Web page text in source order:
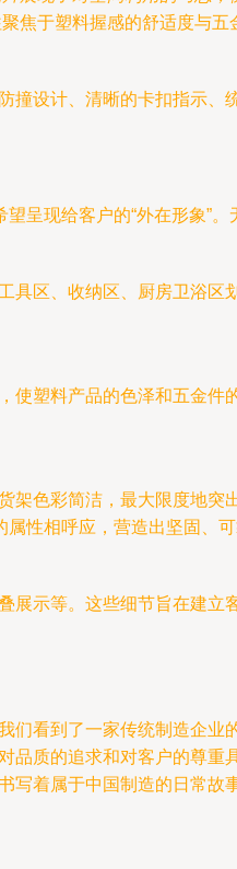
焦于塑料握感的舒适度与五
撞设计、清晰的卡扣指示
呈现给客户的“外在形象”
具区、收纳区、厨房卫浴
塑料产品的色泽和五金
色彩简洁，最大限度地
性相呼应，营造出坚固、可
示等。这些细节旨在建
看到了一家传统制造企
质的追求和对客户的尊
写着属于中国制造的日常故事